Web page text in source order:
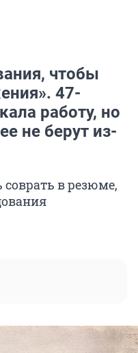
чтобы
47-
работу, но
не берут из-
в резюме,